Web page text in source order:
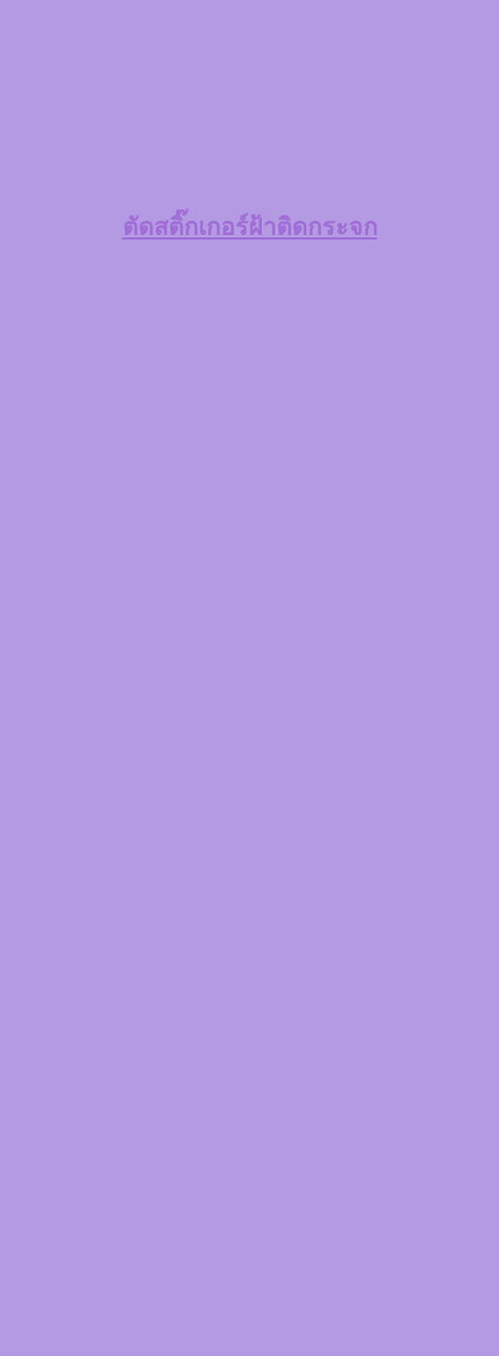
ตัดสติ๊กเกอร์ฝ้าติดกระจก